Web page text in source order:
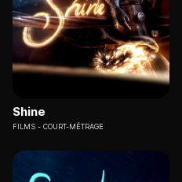
Shine
FILMS COURT-MÉTRAGE